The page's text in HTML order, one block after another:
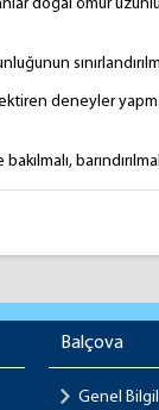
doğal ömür
deneyler
Balçova
Genel